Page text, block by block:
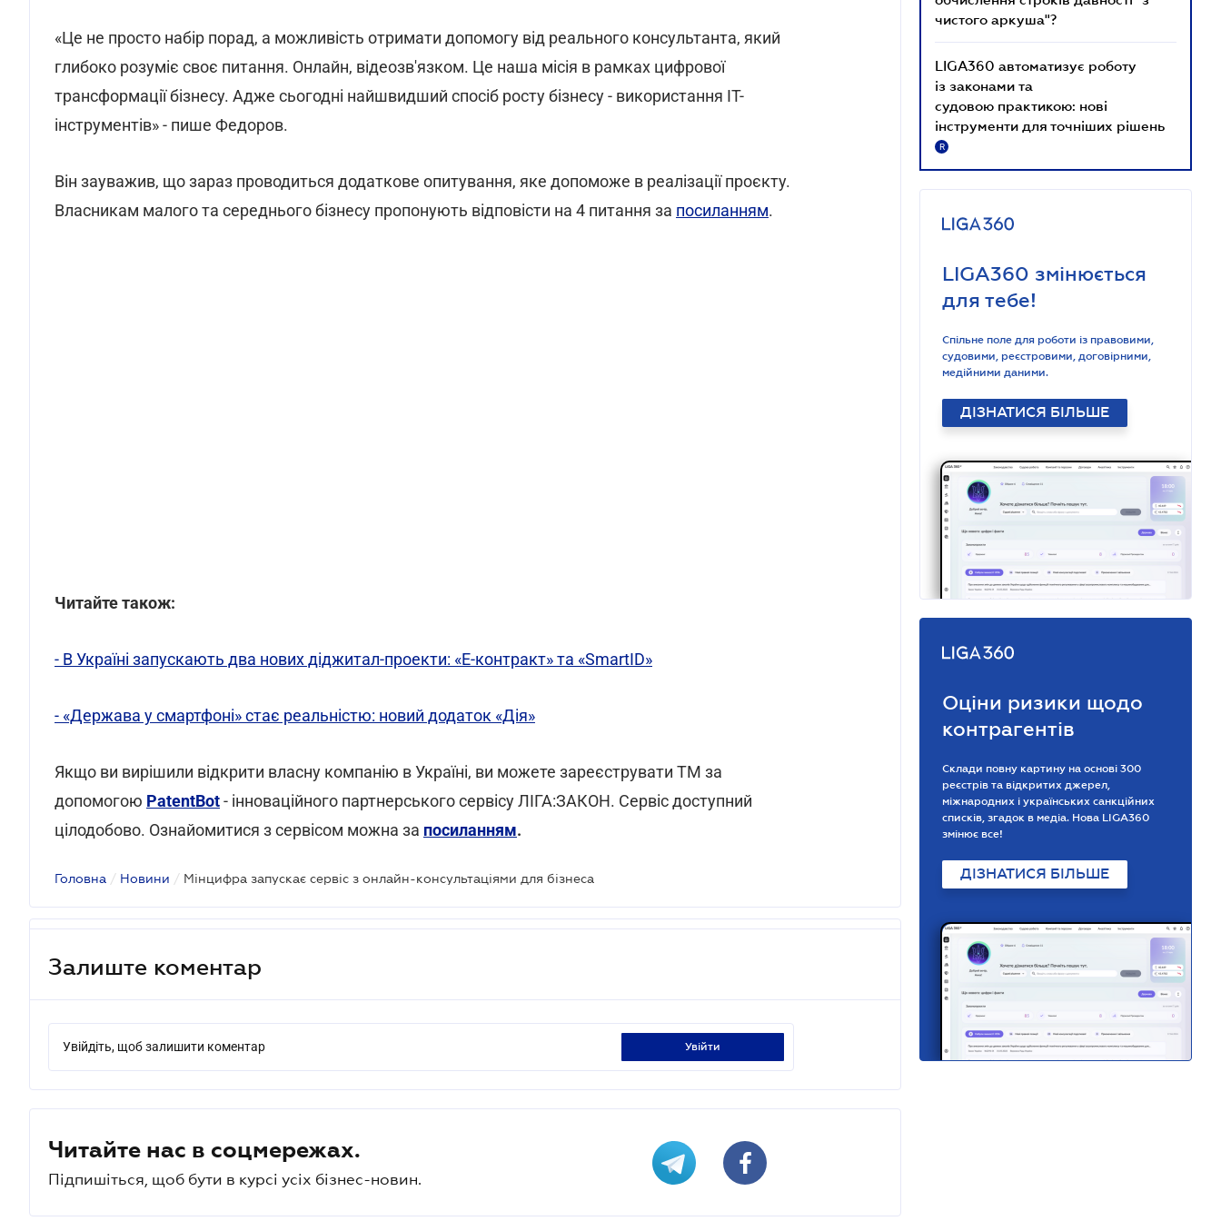
«Це не просто набір порад, а можливість отримати допомогу від реального консультанта, який
глибоко розуміє своє питання. Онлайн, відеозв'язком. Це наша місія в рамках цифрової
трансформації бізнесу. Адже сьогодні найшвидший спосіб росту бізнесу - використання IT-
інструментів» - пише Федоров.
Він зауважив, що зараз проводиться додаткове опитування, яке допоможе в реалізації проєкту.
Власникам малого та середнього бізнесу пропонують відповісти на 4 питання за посиланням.
Читайте також:
- В Україні запускають два нових діджитал-проекти: «Е-контракт» та «SmartID»
- «Держава у смартфоні» стає реальністю: новий додаток «Дія»
Якщо ви вирішили відкрити власну компанію в Україні, ви можете зареєструвати ТМ за
допомогою PatentBot- інноваційного партнерського сервісу ЛІГА:ЗАКОН. Сервіс доступний
цілодобово. Ознайомитися з сервісом можна за посиланням.
Головна / Новини / Мінцифра запускає сервіс з онлайн-консультаціями для бізнеса
Залиште коментар
Увійдіть, щоб залишити коментар увійти
Читайте нас в соцмережах.
Підпишіться, щоб бути в курсі усіх бізнес-новин.
чистого аркуша"?
LIGA360 автоматизує роботу
із законами та
судовою практикою: нові
інструменти для точніших рішень
R
LIGA360 змінюється
для тебе!
Спільне поле для роботи із правовими,
судовими, реєстровими, договірними,
медійними даними.
ДІЗНАТИСЯ БІЛЬШЕ
Оціни ризики щодо
контрагентів
Склади повну картину на основі 300
реєстрів та відкритих джерел,
міжнародних і українських санкційних
списків, згадок в медіа. Нова LIGA360
змінює все!
ДІЗНАТИСЯ БІЛЬШЕ